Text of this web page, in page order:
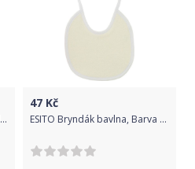
Tiny Twinkle Zástěrka s bryndákem - Dinosaur (S)
47 Kč
ESITO Bryndák bavlna, Barva smetanová